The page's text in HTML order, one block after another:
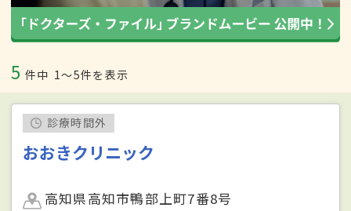
5 件中 1〜5件を表示
診療時間外
おおきクリニック
高知県高知市鴨部上町7番8号